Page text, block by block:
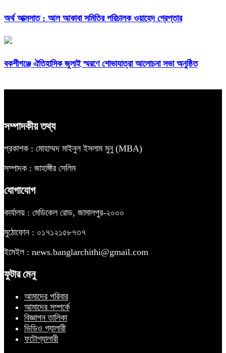
অর্থ আত্মসাত : আল আকাবা সমিতির পরিচালক ওয়াহেদ গ্রেপ্তার
বকশীগঞ্জে ঐতিহাসিক জুলাই স্মরণে শোভাযাত্রা আলোচনা সভা অনুষ্ঠিত
সম্পাদকীয় তথ্য
প্রকাশক : মোহাম্মদ মাইনুল ইসলাম মুনু (MBA)
সম্পাদক : জাহাঙ্গীর সেলিম
যোগাযোগ
কার্যালয় : মেডিকেল রোড, জামালপুর-২০০০
মুঠোফোন : ০১৭১২১৫৮৭৩৭
ইমেইল : news.banglarchithi@gmail.com
ফুটার মেনু
আমাদের পরিবার
আমাদের সম্পর্কে
বিজ্ঞাপন তালিকা
ভিডিও গ্যালারী
ফটোগ্যালারী